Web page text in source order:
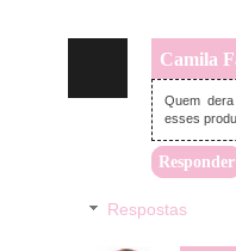
Camila
Quem
esses
Responder
Respostas